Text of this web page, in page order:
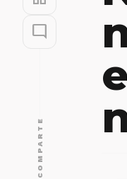
mode_comment
COMPARTE